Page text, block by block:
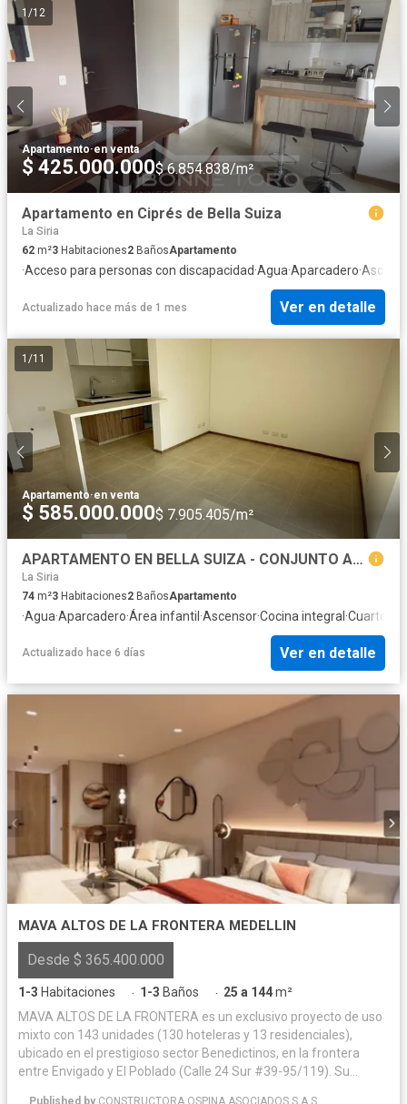
1 /12
Apartamento·en venta
$ 425.000.000$ 6.854.838/m²
Apartamento en Ciprés de Bella Suiza
La Siria
62 m²3 Habitaciones2 BañosApartamento
·Acceso para personas con discapacidad·Agua·Aparcadero·
Actualizado hace más de 1 mes Ver en detalle
1 /11
Apartamento·en venta
$ 585.000.000$ 7.905.405/m²
APARTAMENTO EN BELLA SUIZA - CONJUNTO ALMENDROS
La Siria
74 m²3 Habitaciones2 BañosApartamento
·Agua·Aparcadero·Área infantil·Ascensor·Cocina integral·Cuarto
Actualizado hace 6 días Ver en detalle
MAVA ALTOS DE LA FRONTERA MEDELLIN
Desde $ 365.400.000
1-3 Habitaciones · 1-3 Baños · 25 a 144m²
MAVA ALTOS DE LA FRONTERA es un exclusivo proyecto de uso
mixto con 143 unidades (130 hoteleras y 13 residenciales),
ubicado en el prestigioso sector Benedictinos, en la frontera
entre Envigado y El Poblado (Calle 24 Sur #39-95/119). Su